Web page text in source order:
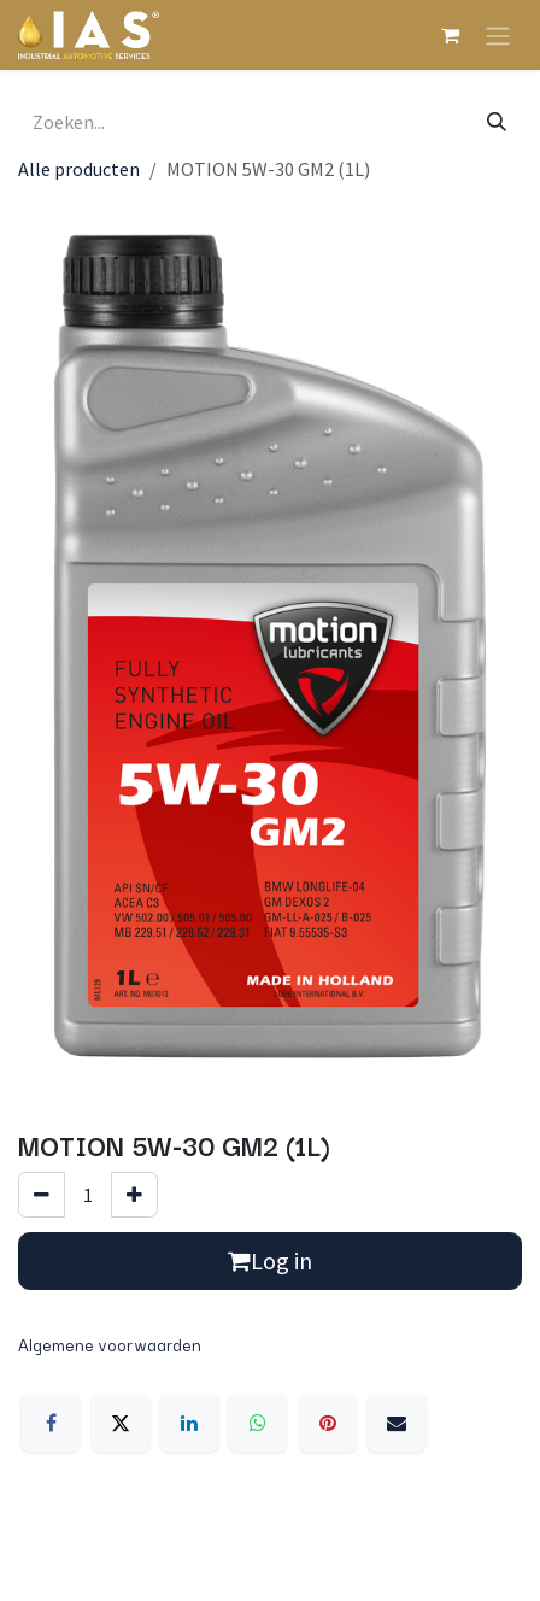
Overslaan naar inhoud
Alle producten MOTION 5W-30 GM2 (1L)
MOTION 5W-30 GM2 (1L)
Log in
Algemene voorwaarden